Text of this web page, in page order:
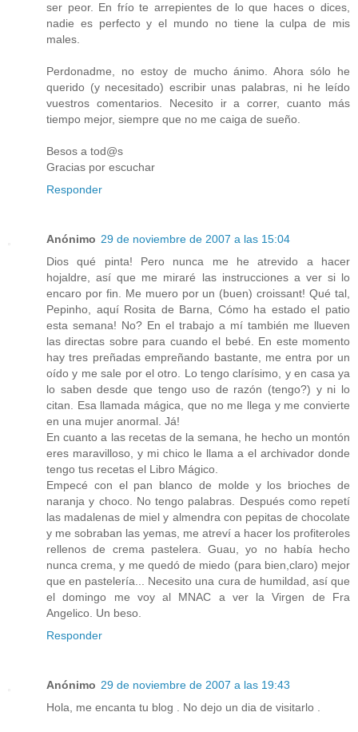
ser peor. En frío te arrepientes de lo que haces o dices,
nadie es perfecto y el mundo no tiene la culpa de mis
males.
Perdonadme, no estoy de mucho ánimo. Ahora sólo he
querido (y necesitado) escribir unas palabras, ni he leído
vuestros comentarios. Necesito ir a correr, cuanto más
tiempo mejor, siempre que no me caiga de sueño.
Besos a tod@s
Gracias por escuchar
Responder
Anónimo 29 de noviembre de 2007 a las 15:04
Dios qué pinta! Pero nunca me he atrevido a hacer
hojaldre, así que me miraré las instrucciones a ver si lo
encaro por fin. Me muero por un (buen) croissant! Qué tal,
Pepinho, aquí Rosita de Barna, Cómo ha estado el patio
esta semana! No? En el trabajo a mí también me llueven
las directas sobre para cuando el bebé. En este momento
hay tres preñadas empreñando bastante, me entra por un
oído y me sale por el otro. Lo tengo clarísimo, y en casa ya
lo saben desde que tengo uso de razón (tengo?) y ni lo
citan. Esa llamada mágica, que no me llega y me convierte
en una mujer anormal. Já!
En cuanto a las recetas de la semana, he hecho un montón
eres maravilloso, y mi chico le llama a el archivador donde
tengo tus recetas el Libro Mágico.
Empecé con el pan blanco de molde y los brioches de
naranja y choco. No tengo palabras. Después como repetí
las madalenas de miel y almendra con pepitas de chocolate
y me sobraban las yemas, me atreví a hacer los profiteroles
rellenos de crema pastelera. Guau, yo no había hecho
nunca crema, y me quedó de miedo (para bien,claro) mejor
que en pastelería... Necesito una cura de humildad, así que
el domingo me voy al MNAC a ver la Virgen de Fra
Angelico. Un beso.
Responder
Anónimo 29 de noviembre de 2007 a las 19:43
Hola, me encanta tu blog . No dejo un dia de visitarlo .